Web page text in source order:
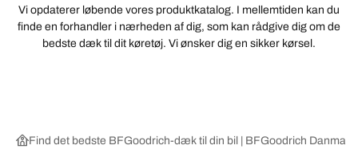
Vi opdaterer løbende vores produktkatalog. I mellemtiden kan du
finde en forhandler i nærheden af dig, som kan rådgive dig om de
bedste dæk til dit køretøj. Vi ønsker dig en sikker kørsel.
Find det bedste BFGoodrich-dæk til din bil | BFGoodrich Danmark